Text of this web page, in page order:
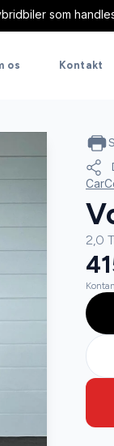
som
os Kontakt
2,0